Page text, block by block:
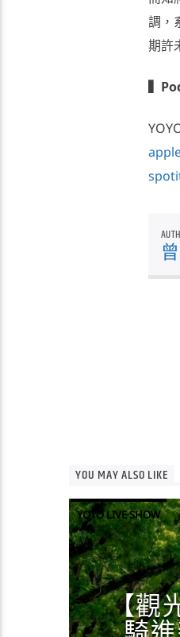
調，
期許
YOU MAY ALSO LIKE
YOYO LIVE SHOW
【觀